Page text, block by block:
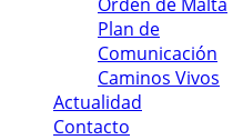
Plan de
Comunicación
Caminos Vivos
Actualidad
Contacto